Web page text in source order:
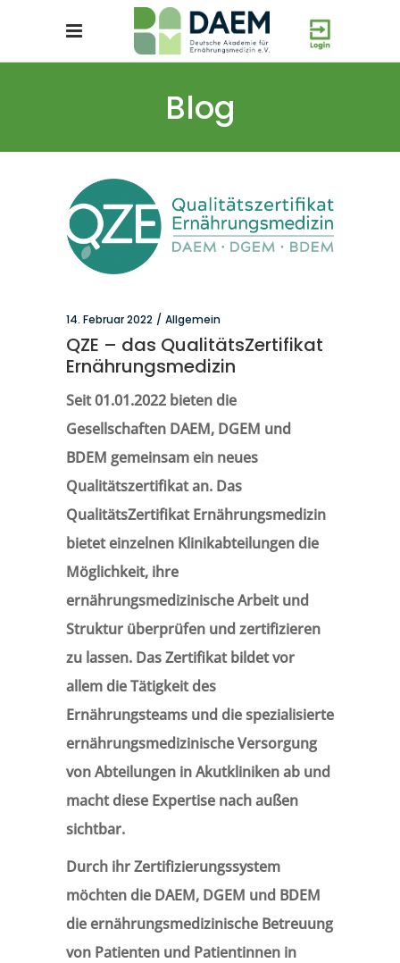
Blog
14. Februar 2022 Allgemein
QZE – das QualitätsZertifikat
Ernährungsmedizin
Seit 01.01.2022 bieten die
Gesellschaften DAEM, DGEM und
BDEM gemeinsam ein neues
Qualitätszertifikat an. Das
QualitätsZertifikat Ernährungsmedizin
bietet einzelnen Klinikabteilungen die
Möglichkeit, ihre
ernährungsmedizinische Arbeit und
Struktur überprüfen und zertifizieren
zu lassen. Das Zertifikat bildet vor
allem die Tätigkeit des
Ernährungsteams und die spezialisierte
ernährungsmedizinische Versorgung
von Abteilungen in Akutkliniken ab und
macht diese Expertise nach außen
sichtbar.
Durch ihr Zertifizierungssystem
möchten die DAEM, DGEM und BDEM
die ernährungsmedizinische Betreuung
von Patienten und Patientinnen in